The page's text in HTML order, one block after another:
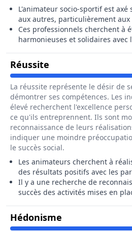
L'animateur socio-sportif est
aux autres, particulièrement
Ces professionnels cherchent à
harmonieuses et solidaires avec
Réussite Pour Le Métier
La réussite représente le désir de
démontrer ses compétences. Les
élevé recherchent l'excellence
ce qu'ils entreprennent. Ils sont
reconnaissance de leurs
indiquer une moindre
le succès social.
Les animateurs cherchent à
des résultats positifs avec les
Il y a une recherche de
succès des activités mises en
Hédonisme Pour Le